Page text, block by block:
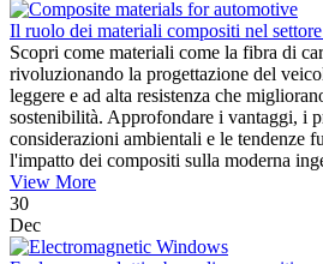
Il ruolo dei materiali compositi nel
Scopri come materiali come la fibra di
rivoluzionando la progettazione del
leggere e ad alta resistenza che
sostenibilità. Approfondare i vantaggi, i
considerazioni ambientali e le tendenze
l'impatto dei compositi sulla moderna
View More
30
Dec